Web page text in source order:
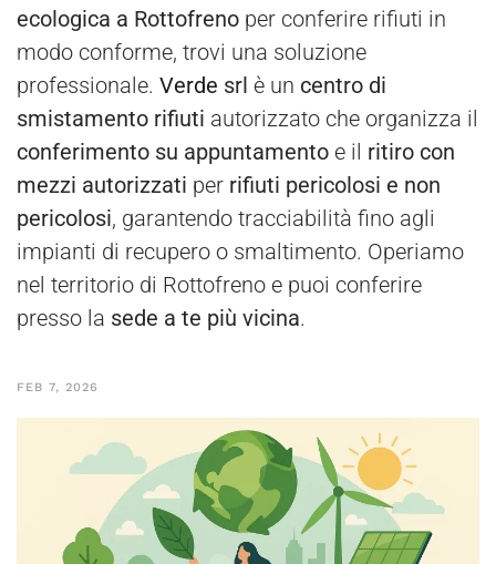
ecologica a Rottofreno per conferire rifiuti in
modo conforme, trovi una soluzione
professionale. Verde srl è un centro di
smistamento rifiuti autorizzato che organizza il
conferimento su appuntamento e il ritiro con
mezzi autorizzati per rifiuti pericolosi e non
pericolosi, garantendo tracciabilità fino agli
impianti di recupero o smaltimento. Operiamo
nel territorio di Rottofreno e puoi conferire
presso la sede a te più vicina.
FEB 7, 2026